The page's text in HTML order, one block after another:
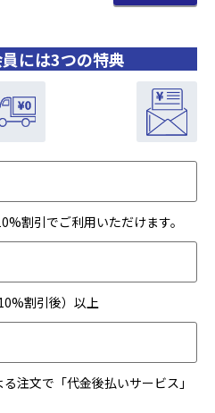
には3つの特典
割引でご利用いただけます。
割引後）以上
注文で「代金後払いサービス」